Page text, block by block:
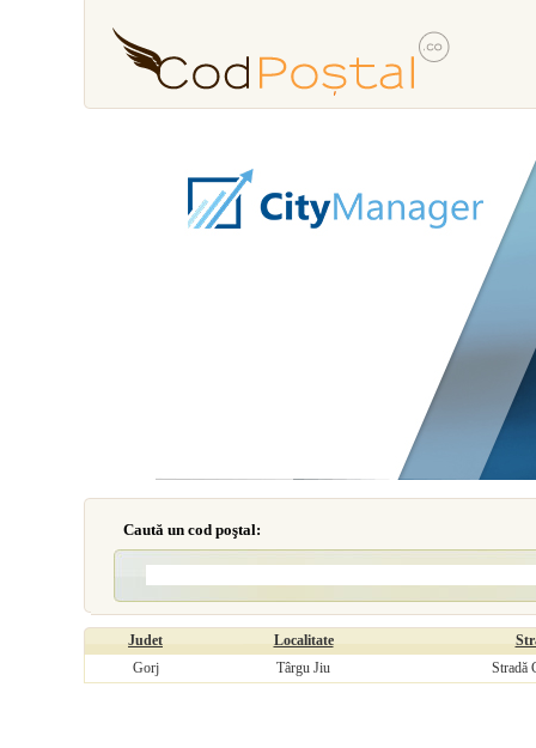
Caută un cod poştal:
Judet Localitate
Gorj
Târgu Jiu Stradă